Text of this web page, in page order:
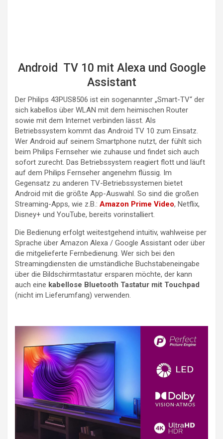
Android TV 10 mit Alexa und Google
Assistant
Der Philips 43PUS8506 ist ein sogenannter „Smart-TV“ der
sich kabellos über WLAN mit dem heimischen Router
sowie mit dem Internet verbinden lässt. Als
Betriebssystem kommt das Android TV 10 zum Einsatz.
Wer Android auf seinem Smartphone nutzt, der fühlt sich
beim Philips Fernseher wie zuhause und findet sich auch
sofort zurecht. Das Betriebssystem reagiert flott und läuft
auf dem Philips Fernseher angenehm flüssig. Im
Gegensatz zu anderen TV-Betriebssystemen bietet
Android mit die größte App-Auswahl. So sind die großen
Streaming-Apps, wie z.B.: Amazon Prime Video, Netflix,
Disney+ und YouTube, bereits vorinstalliert.
Die Bedienung erfolgt weitestgehend intuitiv, wahlweise per
Sprache über Amazon Alexa / Google Assistant oder über
die mitgelieferte Fernbedienung. Wer sich bei den
Streamingdiensten die umständliche Buchstabeneingabe
über die Bildschirmtastatur ersparen möchte, der kann
auch eine kabellose Bluetooth Tastatur mit Touchpad
(nicht im Lieferumfang) verwenden.